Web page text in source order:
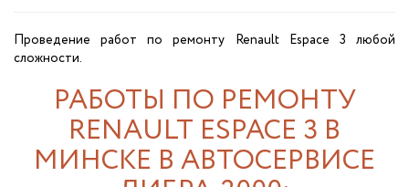
Проведение работ по ремонту Renault Espace 3 любой
сложности.
РАБОТЫ ПО РЕМОНТУ
RENAULT ESPACE 3 В
МИНСКЕ В АВТОСЕРВИСЕ